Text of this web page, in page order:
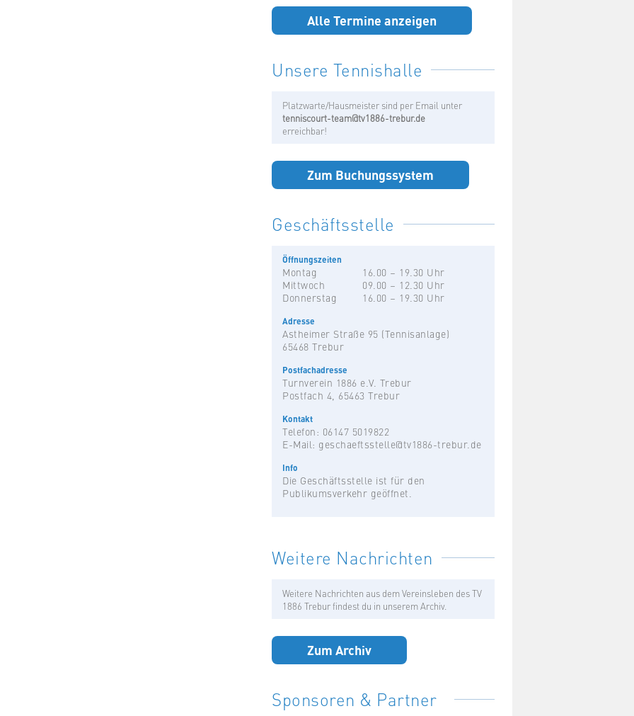
Alle Termine anzeigen
Unsere Tennishalle
Platzwarte/Hausmeister sind per Email unter
tenniscourt-team@tv1886-trebur.de
erreichbar!
Zum Buchungssystem
Geschäftsstelle
Öffnungszeiten
Montag
16.00 – 19.30 Uhr
Mittwoch
09.00 – 12.30 Uhr
Donnerstag
16.00 – 19.30 Uhr
Adresse
Astheimer Straße 95 (Tennisanlage)
65468 Trebur
Postfachadresse
Turnverein 1886 e.V. Trebur
Postfach 4, 65463 Trebur
Kontakt
Telefon: 06147 5019822
E-Mail: geschaeftsstelle@tv1886-trebur.de
Info
Die Geschäftsstelle ist für den
Publikumsverkehr geöffnet.
Weitere Nachrichten
Weitere Nachrichten aus dem Vereinsleben des TV
1886 Trebur findest du in unserem Archiv.
Zum Archiv
Sponsoren & Partner